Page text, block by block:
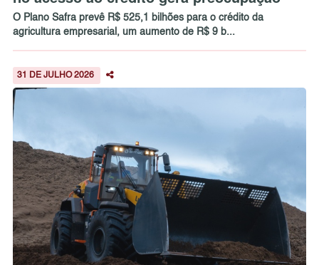
O Plano Safra prevê R$ 525,1 bilhões para o crédito da
agricultura empresarial, um aumento de R$ 9 b...
31 DE JULHO 2026